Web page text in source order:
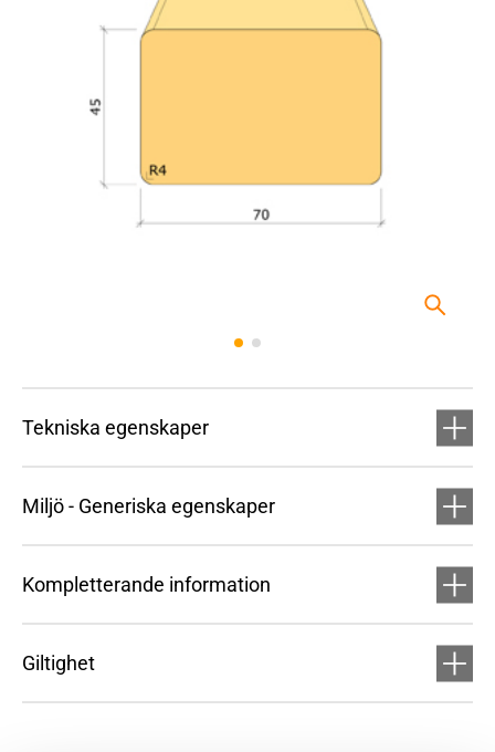
Tekniska egenskaper
Miljö - Generiska egenskaper
Kompletterande information
Giltighet